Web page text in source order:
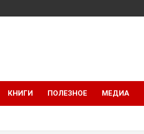
КНИГИ ПОЛЕЗНОЕ МЕДИА